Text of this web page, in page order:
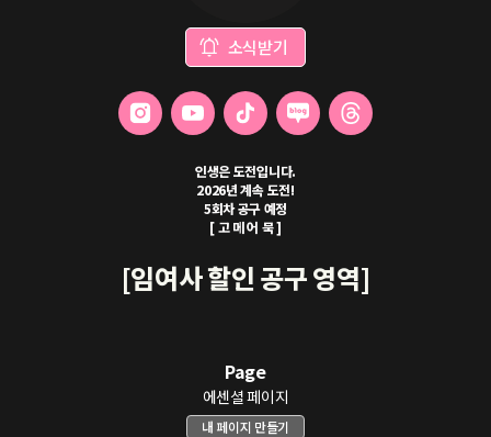
소식받기
인생은 도전입니다.
2026년 계속 도전!
5회차 공구 예정
[ 고 메 어 묵 ]
[임여사 할인 공구 영역]
Page
에센셜 페이지
내 페이지 만들기